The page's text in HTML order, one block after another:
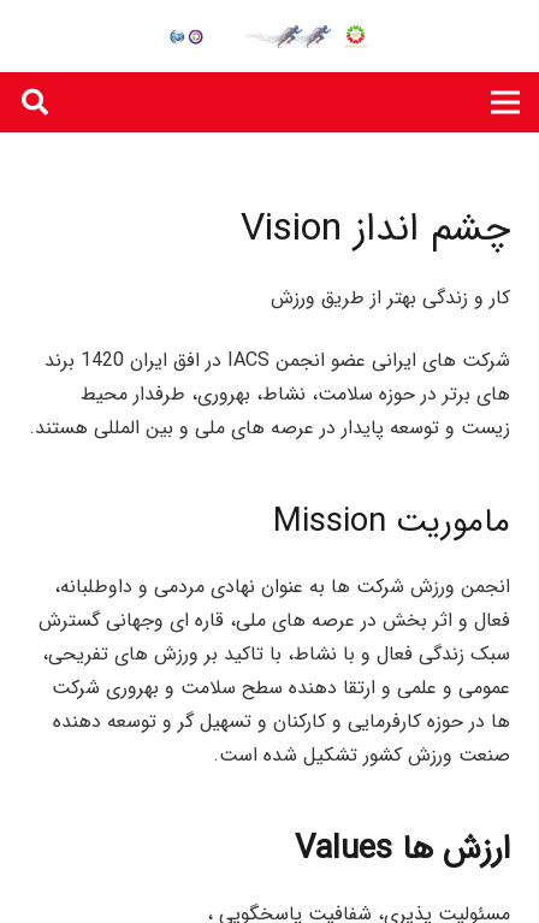
چشم انداز Vision
کار و زندگی بهتر از طریق ورزش
شرکت های ایرانی عضو انجمن IACS در افق ایران 1420 برند
های برتر در حوزه سلامت، نشاط، بهروری، طرفدار محیط
زیست و توسعه پایدار در عرصه های ملی و بین المللی هستند.
ماموریت Mission
انجمن ورزش شرکت ها به عنوان نهادی مردمی و داوطلبانه،
فعال و اثر بخش در عرصه های ملی، قاره ای وجهانی گسترش
سبک زندگی فعال و با نشاط، با تاکید بر ورزش های تفریحی،
عمومی و علمی و ارتقا دهنده سطح سلامت و بهروری شرکت
ها در حوزه کارفرمایی و کارکنان و تسهیل گر و توسعه دهنده
صنعت ورزش کشور تشکیل شده است.
ارزش ها Values
مسئوليت پذیری، شفافیت پاسخگویی ،